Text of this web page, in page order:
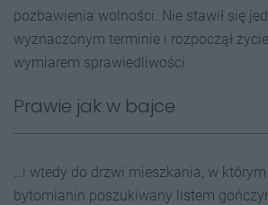
pozbawienia wolności. Nie stawił się
wyznaczonym terminie i rozpoczął
wymiarem sprawiedliwości.
Prawie jak w bajce
…i wtedy do drzwi mieszkania, w
bytomianin poszukiwany listem